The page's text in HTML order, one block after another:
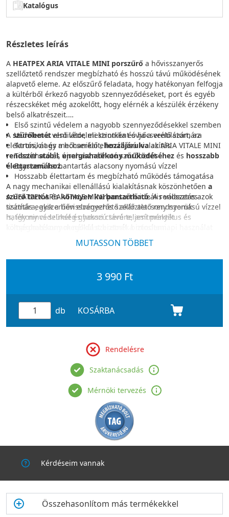
Katalógus
Részletes leírás
A HEATPEX ARIA VITALE MINI porszűrő a hővisszanyerős
szellőztető rendszer megbízható és hosszú távú működésének
alapvető eleme. Az előszűrő feladata, hogy hatékonyan felfogja
a kültérből érkező nagyobb szennyeződéseket, port és egyéb
részecskéket még azokelőtt, hogy elérnék a készülék érzékeny
belső alkatrészeit.
A szűrőbetételső védelmi szintként óvja a ventilátort, az
elektronikát és a hőcserélőt,hozzájárulvaaz ARIA VITALE MINI
rendszer stabil, energiahatékony működéséhez és hosszabb
élettartamához.
A nagy mechanikai ellenállású kialakításnak köszönhetően a
szűrő tartóséskönnyen karbantartható. A rendszeres
tisztítás egyszerűen elvégezhető akár alacsony nyomású vízzel
is, így nincs szükség gyakori cserére, ami praktikus és
költséghatékony megoldást biztosít a mindennapi használat
Főbb jellemzők
Első szintű védelem a nagyobb szennyeződésekkel szemben
Védelem a ventilátor, elektronika és hőcserélő számára
Tartós, nagy mechanikai ellenállású kialakítás
Tisztítható és újrahasználható szűrőbetét
Egyszerű karbantartás alacsony nyomású vízzel
Hosszabb élettartam és megbízható működés támogatása
A HEATPEX ARIA VITALE MINI porszűrő ideális választás azok
számára, akik a hővisszanyerős szellőztető rendszerük
hatékony védelmét és hosszú távú teljesítményét
kompromisszumok nélkül szeretnék biztosítani.
MUTASSON TÖBBET
3 990 Ft
db KOSÁRBA
Rendelésre
Szaktanácsadás
Mérnöki tervezés
Kérdéseim vannak
Összehasonlítom más termékekkel